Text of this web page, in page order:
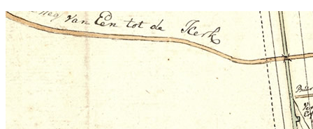
Drents Archief